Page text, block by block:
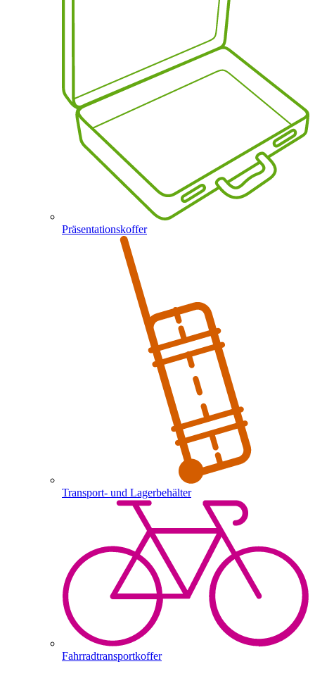
Präsentationskoffer
Transport- und Lagerbehälter
Fahrradtransportkoffer